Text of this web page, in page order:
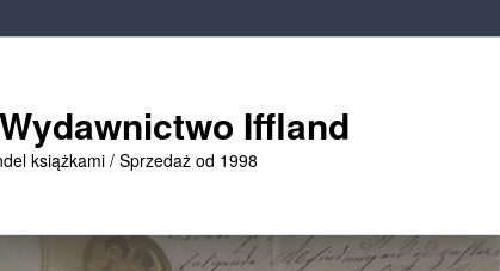
Iffland
książkami / Sprzedaż od 1998